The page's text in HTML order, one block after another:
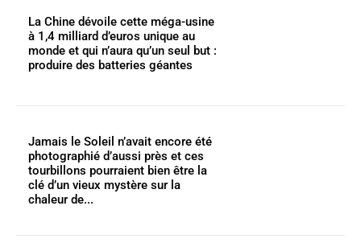
La Chine dévoile cette méga-usine
à 1,4 milliard d’euros unique au
monde et qui n’aura qu’un seul but :
produire des batteries géantes
Jamais le Soleil n’avait encore été
photographié d’aussi près et ces
tourbillons pourraient bien être la
clé d’un vieux mystère sur la
chaleur de...